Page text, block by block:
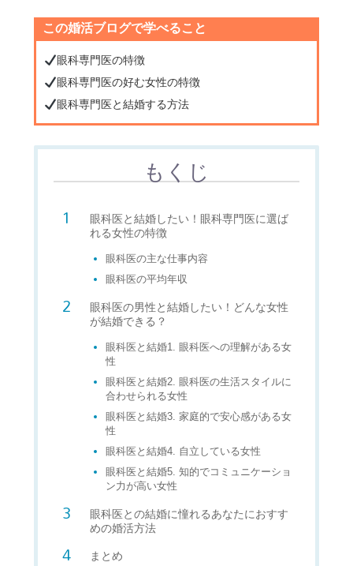
この婚活ブログで学べること
眼科専門医の特徴
眼科専門医の好む女性の特徴
眼科専門医と結婚する方法
もくじ
眼科医と結婚したい！眼科専門医に選ば
れる女性の特徴
眼科医の主な仕事内容
眼科医の平均年収
眼科医の男性と結婚したい！どんな女性
が結婚できる？
眼科医と結婚1. 眼科医への理解がある女
性
眼科医と結婚2. 眼科医の生活スタイルに
合わせられる女性
眼科医と結婚3. 家庭的で安心感がある女
性
眼科医と結婚4. 自立している女性
眼科医と結婚5. 知的でコミュニケーショ
ン力が高い女性
眼科医との結婚に憧れるあなたにおすす
めの婚活方法
まとめ